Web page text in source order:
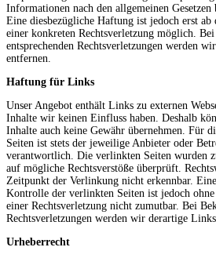
Informationen nach den allgemeinen
Eine diesbezügliche Haftung ist jedoch erst
einer konkreten Rechtsverletzung möglich.
entsprechenden Rechtsverletzungen werden
entfernen.
Haftung für Links
Unser Angebot enthält Links zu externen
Inhalte wir keinen Einfluss haben. Deshalb
Inhalte auch keine Gewähr übernehmen. Für
Seiten ist stets der jeweilige Anbieter oder
verantwortlich. Die verlinkten Seiten wurden
auf mögliche Rechtsverstöße überprüft.
Zeitpunkt der Verlinkung nicht erkennbar.
Kontrolle der verlinkten Seiten ist jedoch
einer Rechtsverletzung nicht zumutbar. Bei
Rechtsverletzungen werden wir derartige Links
Urheberrecht